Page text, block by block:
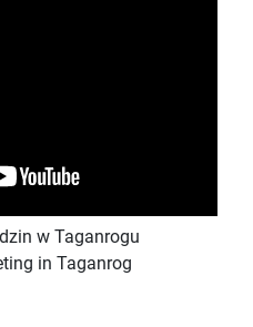
w Taganrogu
in Taganrog